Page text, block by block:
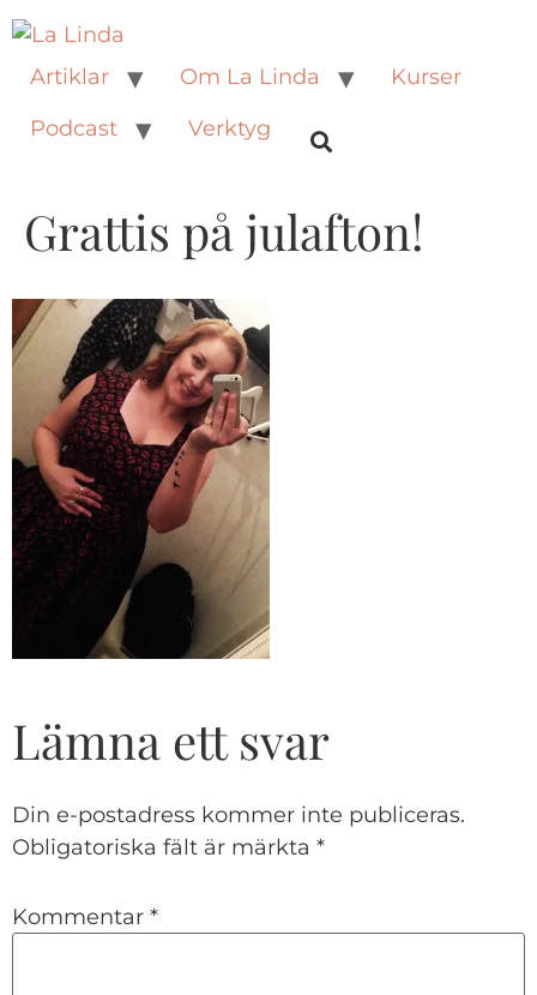
Artiklar Om La Linda
Kurser
Podcast
Verktyg
Grattis på julafton!
Lämna ett svar
Din e-postadress kommer inte publiceras.
Obligatoriska fält är märkta *
Kommentar *